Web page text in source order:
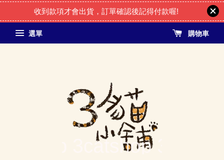
收到款項才會出貨，訂單確認後記得付款喔!
選單 購物車